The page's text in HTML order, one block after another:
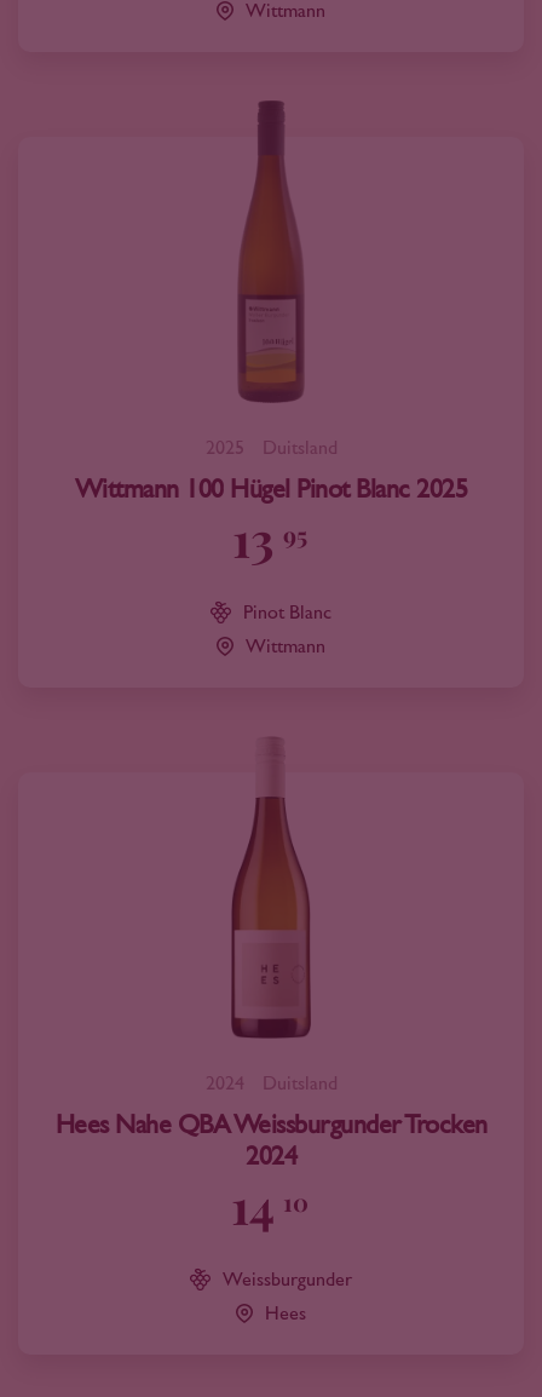
Wittmann
2025 Duitsland
Wittmann 100 Hügel Pinot Blanc 2025
13 95
Pinot Blanc
Wittmann
2024 Duitsland
Hees Nahe QBA Weissburgunder Trocken
2024
14 10
Weissburgunder
Hees